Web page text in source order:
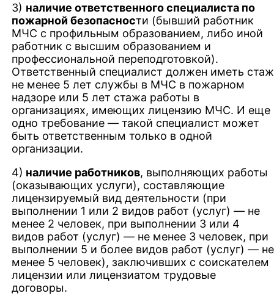
3) наличие ответственного специалиста по
пожарной безопасности (бывший работник
МЧС с профильным образованием, либо иной
работник с высшим образованием и
профессиональной переподготовкой).
Ответственный специалист должен иметь стаж
не менее 5 лет службы в МЧС в пожарном
надзоре или 5 лет стажа работы в
организациях, имеющих лицензию МЧС. И еще
одно требование — такой специалист может
быть ответственным только в одной
организации.
4) наличие работников, выполняющих работы
(оказывающих услуги), составляющие
лицензируемый вид деятельности (при
выполнении 1 или 2 видов работ (услуг) — не
менее 2 человек, при выполнении 3 или 4
видов работ (услуг) — не менее 3 человек, при
выполнении 5 и более видов работ (услуг) — не
менее 5 человек), заключивших с соискателем
лицензии или лицензиатом трудовые
договоры.